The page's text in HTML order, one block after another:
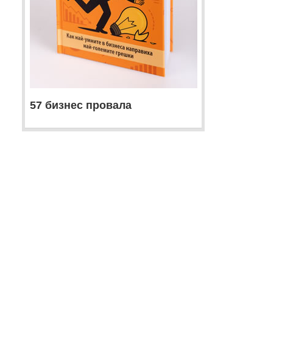
57 бизнес провала